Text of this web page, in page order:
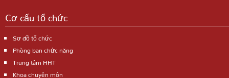
Cơ cấu tổ chức
Sơ đồ tổ chức
Phòng ban chức năng
Trung tâm HHT
Khoa chuyên môn